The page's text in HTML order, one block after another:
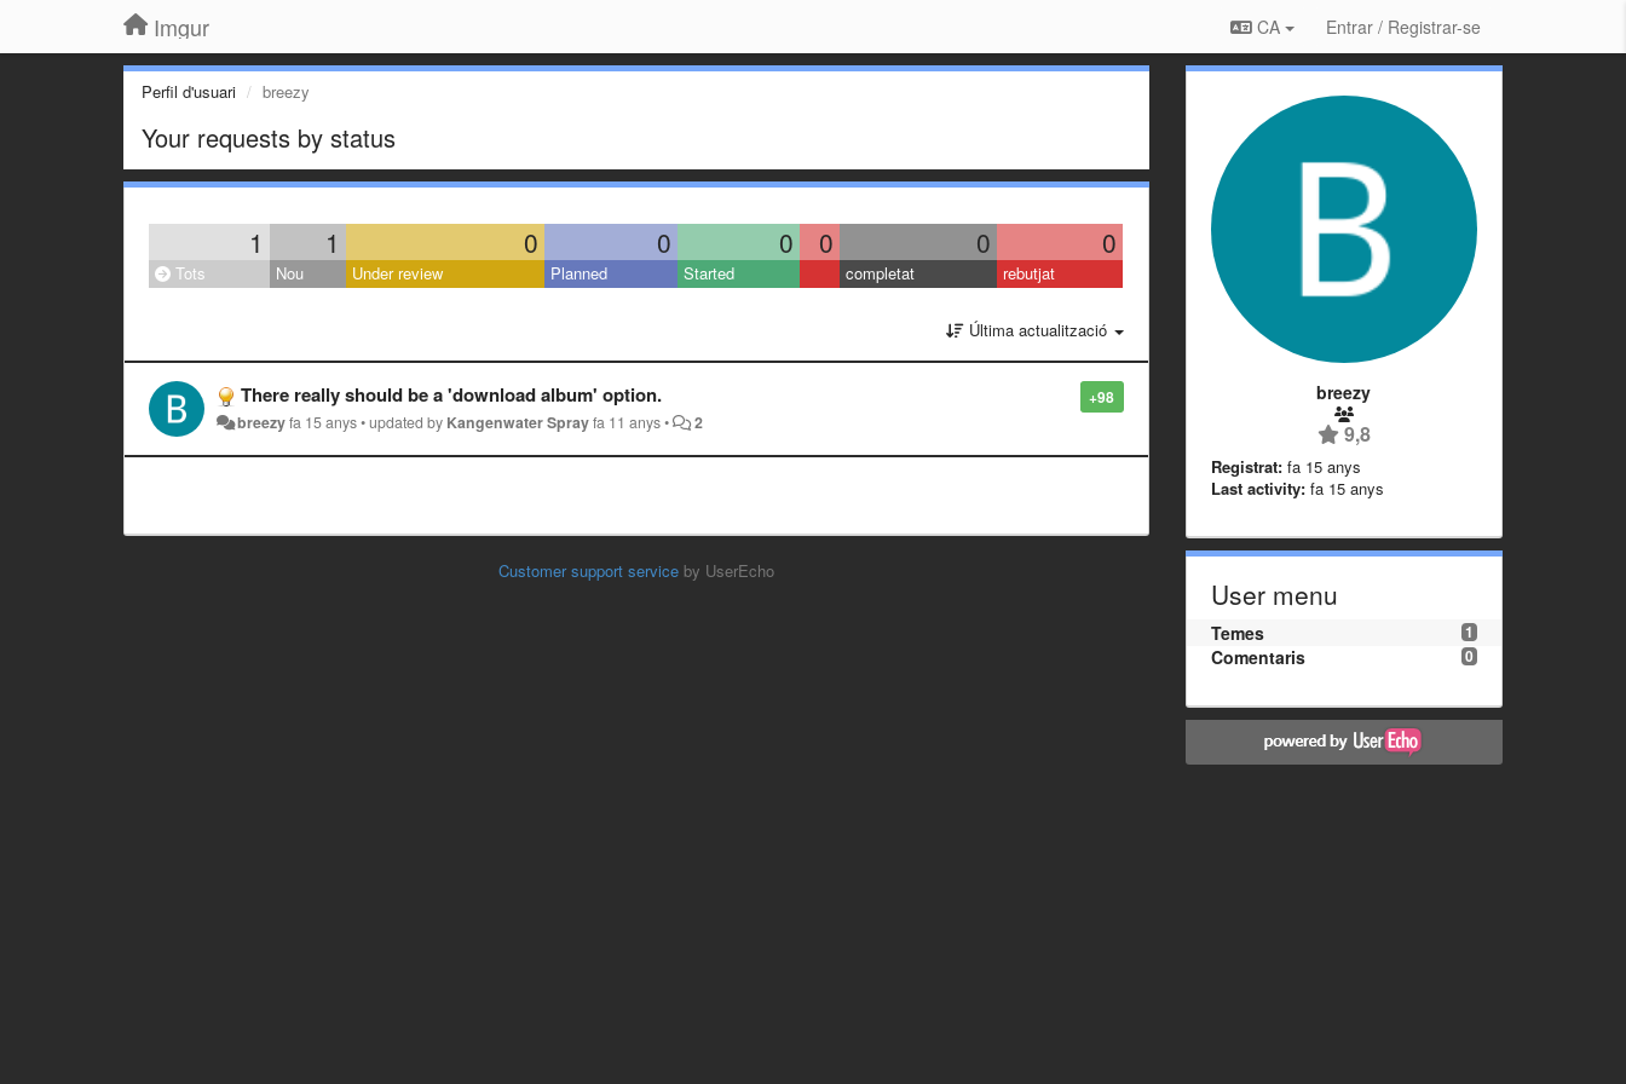
Imgur CA Entrar / Registrar-se
Perfil d'usuari breezy
Your requests by status
1 1 0 0 0 0 0 0
Tots Nou Under review Planned Started completat rebutjat
Última actualització
+98
There really should be a 'download album' option.
breezyfa 15 anys•updated by Kangenwater Sprayfa 11 anys• 2
Customer support serviceby UserEcho
breezy
9,8
Registrat: fa 15 anys
Last activity: fa 15 anys
User menu
1
Temes
0
Comentaris